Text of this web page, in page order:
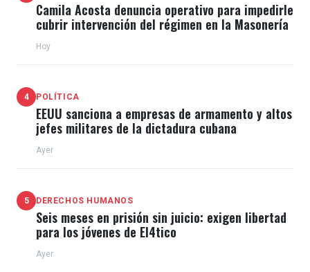
Camila Acosta denuncia operativo para impedirle
cubrir intervención del régimen en la Masonería
Hoy
4 POLÍTICA
EEUU sanciona a empresas de armamento y altos
jefes militares de la dictadura cubana
Ayer
5 DERECHOS HUMANOS
Seis meses en prisión sin juicio: exigen libertad
para los jóvenes de El4tico
Ayer